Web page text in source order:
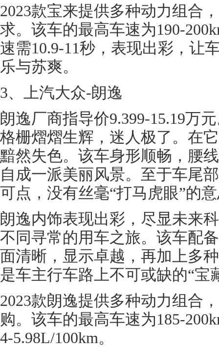
2023款宝来提供多种动力组合
求。该车的最高车速为190-
速需10.9-11秒，表现出彩，让
乐与苏爽。
3、上汽大众-朗逸
朗逸厂商指导价9.399-15.19万
格栅熠熠生辉，迷人极了。在
黯然失色。该车身形顺畅，腰
自成一派美丽风景。至于车尾
可点，没有丝毫“打马虎眼”的
朗逸内饰表现出彩，尽显未来
不同寻常的用车之旅。该车配
面清晰，显示卓越，再加上多
是车主行车路上不可或缺的“宝
2023款朗逸提供多种动力组合
购。该车的最高车速为185-
4-5.98L/100km。